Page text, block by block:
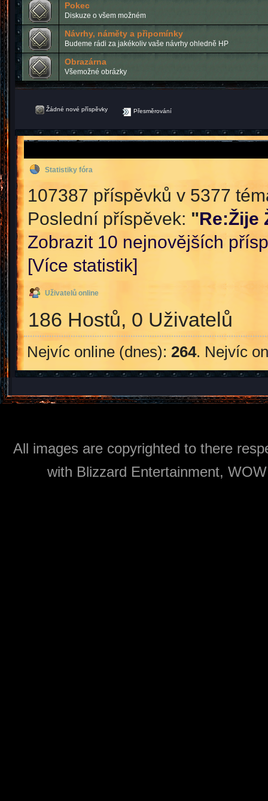
Pokec
Diskuze o všem možném
Návrhy, náměty a připomínky
Budeme rádi za jakékoliv vaše návrhy ohledně HP
Obrazárna
Všemožné obrázky
Žádné nové příspěvky Přesměrování
Statistiky fóra
107387 příspěvků v 5377
Poslední příspěvek: "Re:Žije
Zobrazit 10 nejnovějších
[Více statistik]
Uživatelů online
186 Hostů, 0 Uživatelů
Nejvíc online (dnes): 264. Nejvíc
All images are copyrighted to there
with Blizzard Entertainment,